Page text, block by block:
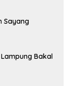
Sayang
Bakal